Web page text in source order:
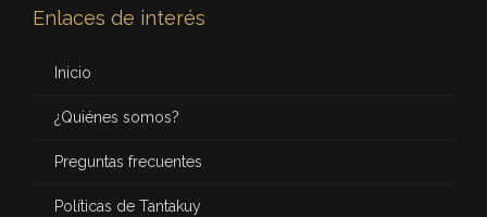
Enlaces de interés
Inicio
¿Quiénes somos?
Preguntas frecuentes
Políticas de Tantakuy